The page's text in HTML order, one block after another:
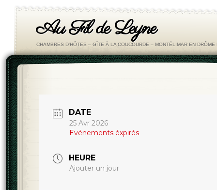
Au Fil de Leyne
CHAMBRES D'HÔTES – GÎTE À LA COUCOURDE – MONTÉLIMAR EN DRÔME
DATE
25 Avr 2026
Evénements éxpirés
HEURE
Ajouter un jour